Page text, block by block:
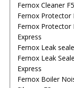
Fernox Cleaner
Fernox Protector
Fernox Protector
Express
Fernox Leak
Fernox Leak
Express
Fernox Boiler